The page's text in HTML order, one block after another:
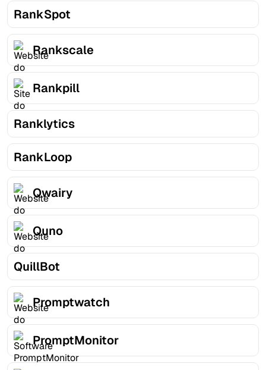
RankSpot
Rankscale
Rankpill
Ranklytics
RankLoop
Qwairy
Quno
QuillBot
Promptwatch
PromptMonitor